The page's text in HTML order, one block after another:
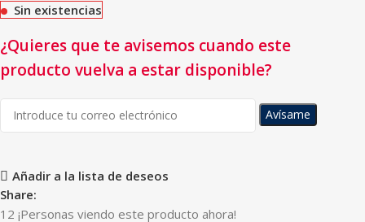
Sin existencias
¿Quieres que te avisemos cuando este
producto vuelva a estar disponible?
Avísame
Añadir a la lista de deseos
Share:
12 ¡Personas viendo este producto ahora!